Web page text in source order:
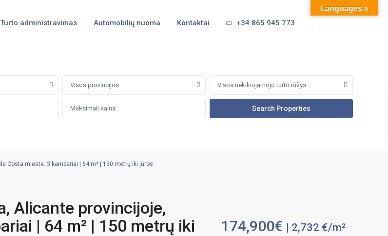
Turto administravimas Automobilių nuoma Kontaktai +34 865 945 773
Visos provincijos Visos nekilnojamojo turto rūšys
Costa mieste. 3 kambariai | 64 m² | 150 metrų iki jūros
Alicante provincijoje,
| 64 m² | 150 metrų iki
174,900€ | 2,732 €/m²
Languages »